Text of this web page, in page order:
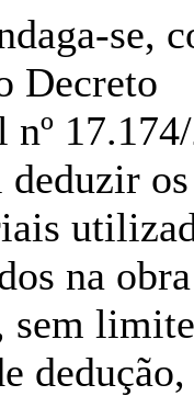
se,
Decreto
deduzir
na
sem
dedução,